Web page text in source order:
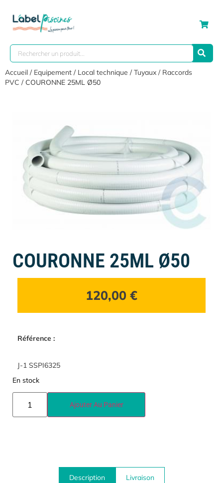
Accueil / Equipement / Local technique /Tuyaux / Raccords
PVC / COURONNE 25ML Ø50
COURONNE 25ML Ø50
120,00 €
Référence :
J-1 SSPI6325
En stock
Ajouter Au Panier
Description Livraison